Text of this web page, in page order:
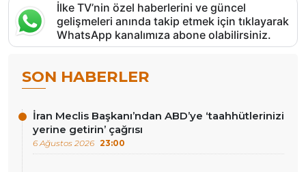
İlke TV’nin özel haberlerini ve güncel
gelişmeleri anında takip etmek için tıklayarak
WhatsApp kanalımıza abone olabilirsiniz.
SON HABERLER
İran Meclis Başkanı’ndan ABD’ye ‘taahhütlerinizi
yerine getirin’ çağrısı
6 Ağustos 2026 23:00